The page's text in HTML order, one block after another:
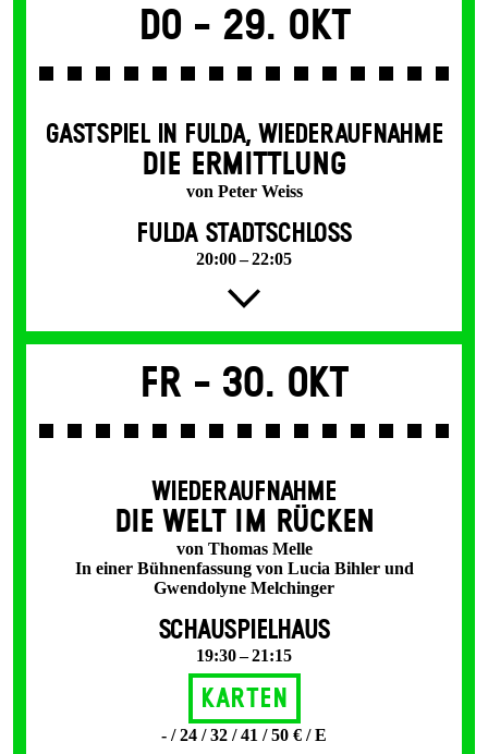
Do - 29. Okt
GASTSPIEL IN FULDA,WIEDERAUFNAHME
DIE ERMITTLUNG
von Peter Weiss
FULDA STADTSCHLOSS
20:00 – 22:05
Fr - 30. Okt
WIEDERAUFNAHME
DIE WELT IM RÜCKEN
von Thomas Melle
In einer Bühnenfassung von Lucia Bihler und
Gwendolyne Melchinger
SCHAUSPIELHAUS
19:30 – 21:15
Karten
- / 24 / 32 / 41 / 50 € / E